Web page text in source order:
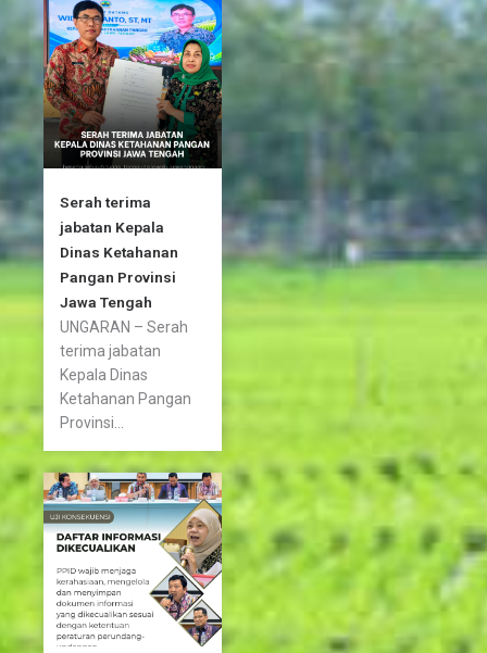
k
-
f
a
m
Serah terima
jabatan Kepala
Dinas Ketahanan
Pangan Provinsi
Jawa Tengah
UNGARAN – Serah
terima jabatan
Kepala Dinas
Ketahanan Pangan
Provinsi...